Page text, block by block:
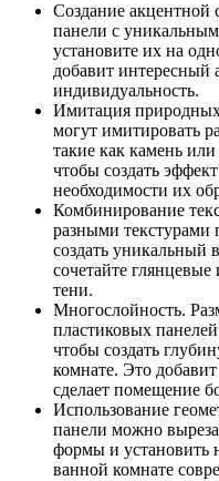
Создание акцентной
панели с
установите их на
добавит
индивидуальность.
Имитация
могут имитировать
такие как камень
чтобы создать
необходимости их
Комбинирование
разными текстурами
создать уникальный
сочетайте
тени.
Многослойность.
пластиковых
чтобы создать
комнате. Это
сделает помещение
Использование
панели можно
формы и установить
ванной комнате